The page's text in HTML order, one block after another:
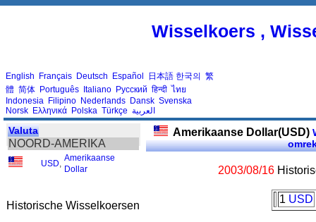
Wisselkoers ,
English Français Deutsch Español 日本語 한국의 繁
體 简体 Português Italiano Русский हिन्दी ไทย
Indonesia Filipino Nederlands Dansk Svenska
Norsk Ελληνικά Polska Türkçe العربية
Valuta
NOORD-AMERIKA
USD
Amerikaanse
Dollar
Historische Wisselkoersen
Amerikaanse Dollar(USD)
2003/08/16
1 USD